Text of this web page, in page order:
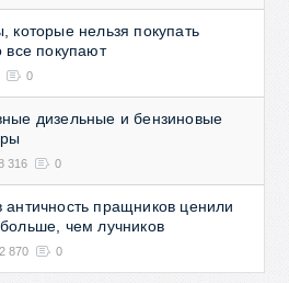
которые нельзя покупать
все покупают
0
дизельные и бензиновые
316 0
античность пращников ценили
чем лучников
870 0